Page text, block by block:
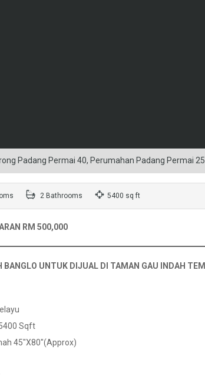
Padang Permai 40, Perumahan Padang Permai
2 Bathrooms 5400 sq ft
RM 500,000
BANGLO UNTUK DIJUAL DI TAMAN GAU INDAH
Sqft
45″X80″(Approx)